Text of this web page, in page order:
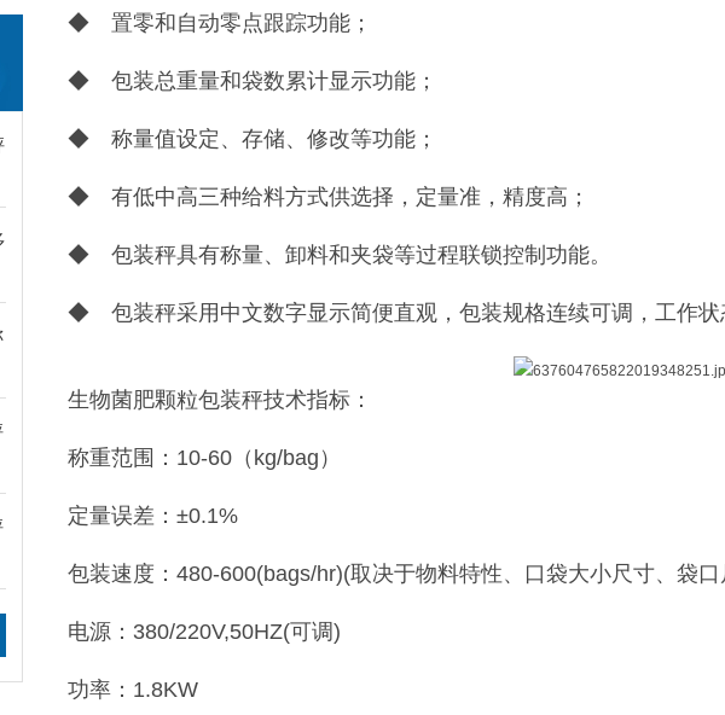
◆ 置零和自动零点跟踪功能；
◆ 包装总重量和袋数累计显示功能；
◆ 称量值设定、存储、修改等功能；
◆ 有低中高三种给料方式供选择，定量准，精度高；
◆ 包装秤具有称量、卸料和夹袋等过程联锁控制功能。
◆ 包装秤采用中文数字显示简便直观，包装规格连续可调，工作状
生物菌肥颗粒包装秤技术指标：
称重范围：10-60（kg/bag）
定量误差：±0.1%
包装速度：480-600(bags/hr)(取决于物料特性、口袋大小尺寸、袋口
电源：380/220V,50HZ(可调)
功率：1.8KW